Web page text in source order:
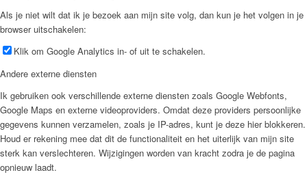
Als je niet wilt dat ik je bezoek aan mijn site volg, dan kun je het volgen in je
browser uitschakelen:
Klik om Google Analytics in- of uit te schakelen.
Andere externe diensten
Ik gebruiken ook verschillende externe diensten zoals Google Webfonts,
Google Maps en externe videoproviders. Omdat deze providers persoonlijke
gegevens kunnen verzamelen, zoals je IP-adres, kunt je deze hier blokkeren.
Houd er rekening mee dat dit de functionaliteit en het uiterlijk van mijn site
sterk kan verslechteren. Wijzigingen worden van kracht zodra je de pagina
opnieuw laadt.